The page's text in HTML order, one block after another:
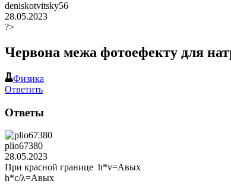
deniskotvitsky56
28.05.2023
?>
Червона межа фотоефекту для
Физика
Ответить
Ответы
plio67380
28.05.2023
При красной границе h*v=Aвых
h*c/λ=Авых